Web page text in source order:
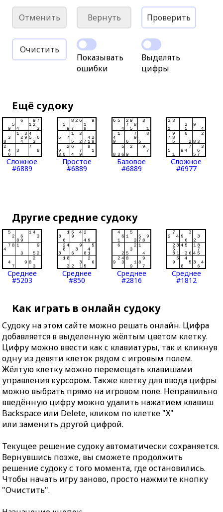
Отменить Вернуть Проверить
Очистить
Показывать
ошибки
Выделять
цифры
Ещё судоку
Сложное
#6889
Простое
#6889
Базовое
#6889
Сложное
#6977
Другие средние судоку
Среднее
#5203
Среднее
#850
Среднее
#2816
Среднее
#1812
Как играть в онлайн судоку
Судоку на этом сайте можно решать онлайн. Цифра
добавляется в выделенную жёлтым цветом клетку.
Цифру можно ввести как с клавиатуры, так и кликнув
одну из девяти клеток рядом с игровым полем.
Жёлтую клетку можно перемещать клавишами
управления курсором. Также клетку для ввода цифры
можно выбрать прямо на игровом поле. Неправильно
введённую цифру можно удалить нажатием клавиш
Backspace или Delete, кликом по клетке "X"
или заменить другой цифрой.
Текущее решение судоку автоматически сохраняется.
Вернувшись позже, вы сможете продолжить
решение судоку с того момента, где остановились.
Чтобы начать игру заново, просто нажмите кнопку
"Очистить".